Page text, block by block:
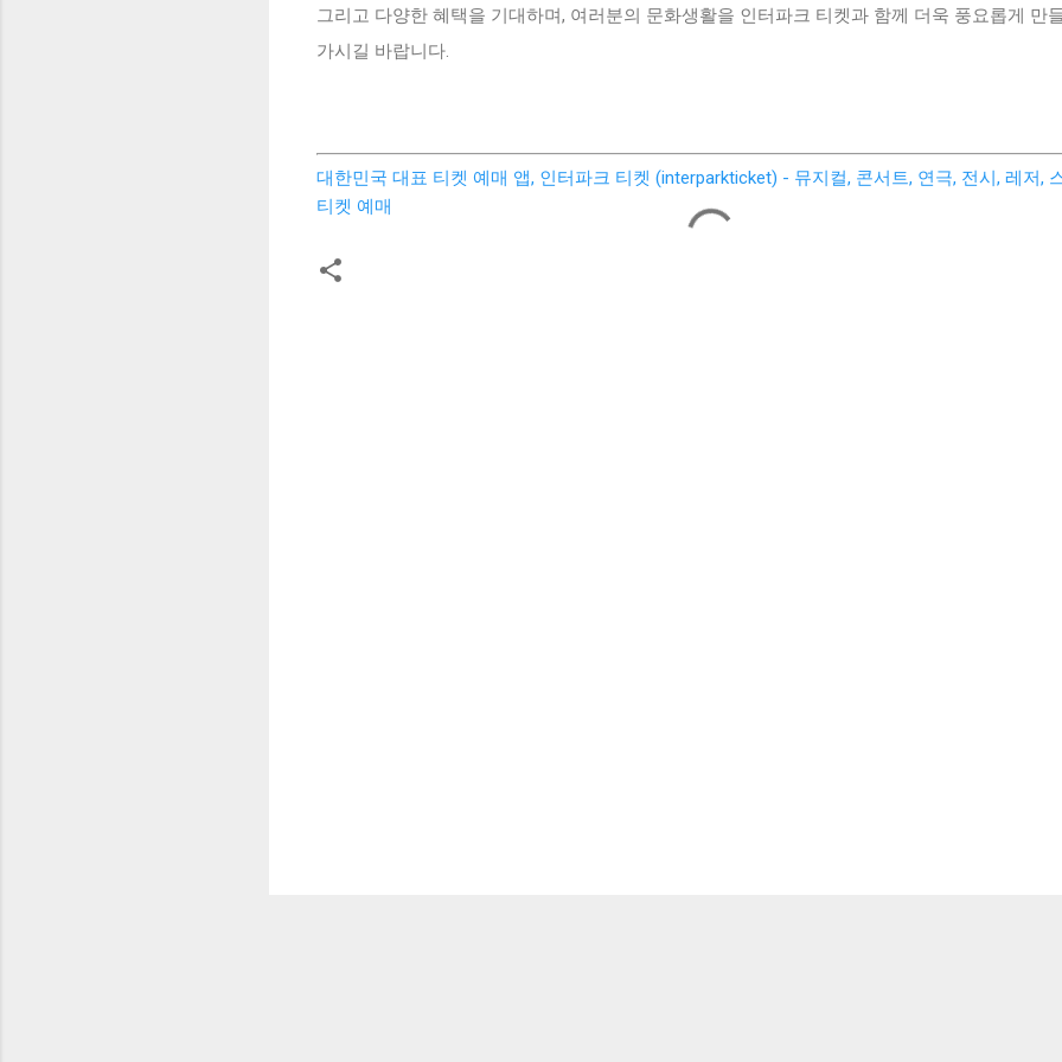
그리고 다양한 혜택을 기대하며, 여러분의 문화생활을 인터파크 티켓과 함께 더욱 풍요롭게 만
가시길 바랍니다.
대한민국 대표 티켓 예매 앱, 인터파크 티켓 (interparkticket) - 뮤지컬, 콘서트, 연극, 전시, 레저,
티켓 예매